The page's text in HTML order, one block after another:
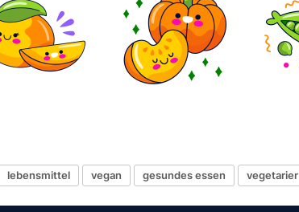
lebensmittel vegan gesundes essen vegetarier